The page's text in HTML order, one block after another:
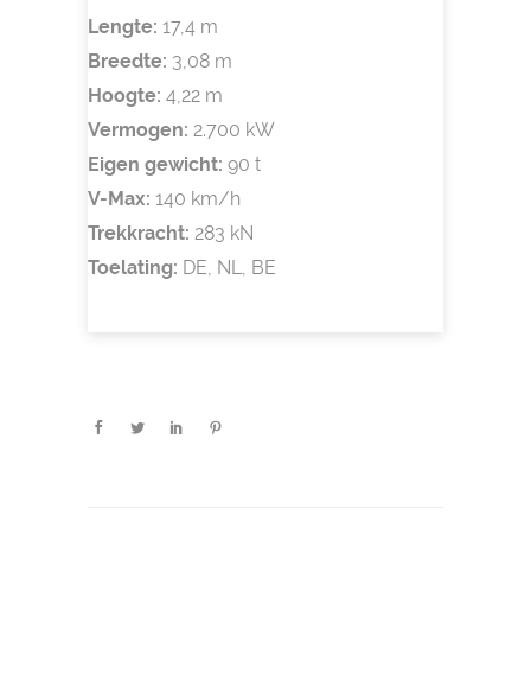
Lengte: 17,4 m
Breedte: 3,08 m
Hoogte: 4,22 m
Vermogen: 2.700 kW
Eigen gewicht: 90 t
V-Max: 140 km/h
Trekkracht: 283 kN
Toelating: DE, NL, BE